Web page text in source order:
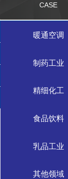
数据中心案例
暖通空调
制药工业
精细化工
食品饮料
乳品工业
其他领域
CASE